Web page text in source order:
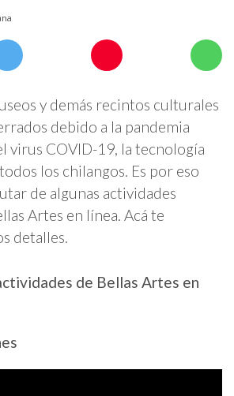
y demás recintos culturales
debido a la pandemia
virus COVID-19, la tecnología
los chilangos. Es por eso
de algunas actividades
Artes en línea. Acá te
detalles.
de Bellas Artes en